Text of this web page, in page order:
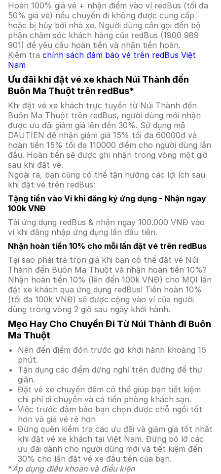
Hoàn 100% giá vé + nhận điểm vào ví redBus (tối đa
50% giá vé) nếu chuyến đi không được cung cấp
hoặc bị hủy bởi nhà xe. Người dùng cần gọi đến bộ
phận chăm sóc khách hàng của redBus (1900 989
901) để yêu cầu hoàn tiền và nhận tiền hoàn.
Kiểm tra chính sách đảm bảo vé trên redBus Việt
Nam
Ưu đãi khi đặt vé xe khách Núi Thành đến
Buôn Ma Thuột trên redBus*
Khi đặt vé xe khách trực tuyến từ Núi Thành đến
Buôn Ma Thuột trên redBus, người dùng mới nhận
được ưu đãi giảm giá lên đến 30%. Sử dụng mã
DAUTIEN để nhận giảm giá 15% tối đa 60000đ và
hoàn tiền 15% tối đa 110000 điểm cho người dùng lần
đầu. Hoàn tiền sẽ được ghi nhận trong vòng một giờ
sau khi đặt vé.
Ngoài ra, bạn cũng có thể tận hưởng các lợi ích sau
khi đặt vé trên redBus:
Tặng tiền vào Ví khi đăng ký ứng dụng - Nhận ngay
100k VNĐ
Tải ứng dụng redBus & nhận ngay 100.000 VNĐ vào
ví khi đăng nhập ứng dụng lần đầu tiên.
Nhận hoàn tiền 10% cho mỗi lần đặt vé trên redBus
Tại sao phải trả trọn giá khi bạn có thể đặt vé Núi
Thành đến Buôn Ma Thuột và nhận hoàn tiền 10%?
Nhận hoàn tiền 10% (lên đến 100k VNĐ) cho MỌI lần
đặt xe khách qua ứng dụng redBus! Tiền hoàn 10%
(tối đa 100k VNĐ) sẽ được cộng vào ví của người
dùng trong vòng 2 giờ sau ngày khởi hành.
Mẹo Hay Cho Chuyến Đi Từ Núi Thành đi Buôn
Ma Thuột
Nên đến điểm đón trước giờ khởi hành khoảng 15
phút.
Tận dụng các điểm dừng nghỉ trên đường để thư
giãn.
Đặt vé xe chuyến đêm có thể giúp bạn tiết kiệm
chi phí di chuyển và cả tiền phòng khách sạn.
Việc trước đảm bảo bạn chọn được chỗ ngồi tốt
hơn và giá vé rẻ hơn
Đừng quên kiểm tra các ưu đãi và giảm giá tốt nhất
khi đặt vé xe khách tại Việt Nam. Đừng bỏ lỡ các
ưu đãi dành cho người dùng mới và tiết kiệm đến
30% cho lần đặt vé xe đầu tiên của bạn.
*Áp dụng điều khoản và điều kiện